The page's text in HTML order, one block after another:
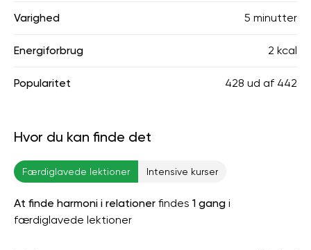
Varighed 5 minutter
Energiforbrug 2 kcal
Popularitet 428 ud af 442
Hvor du kan finde det
Færdiglavede lektioner Intensive kurser
At finde harmoni i relationer findes 1 gang i
færdiglavede lektioner